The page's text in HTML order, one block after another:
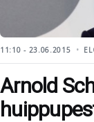
11:10 - 23.06.2015
Arnold